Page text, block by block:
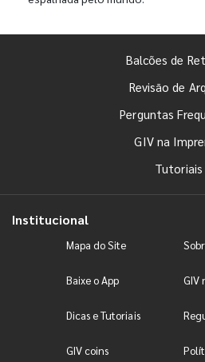
Balcões de
Revisão de
Perguntas
GIV na
Tutoriais
Institucional
Mapa do Site
Baixe o App GIV
Dicas e Tutoriais
GIV coins